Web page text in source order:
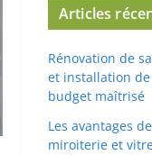
Articles
Rénovation de
et installation
budget maîtrisé
Les avantages
miroiterie et